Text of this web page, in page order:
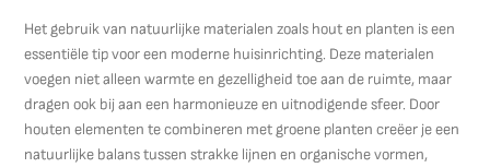
Het gebruik van natuurlijke materialen zoals hout en planten is een
essentiële tip voor een moderne huisinrichting. Deze materialen
voegen niet alleen warmte en gezelligheid toe aan de ruimte, maar
dragen ook bij aan een harmonieuze en uitnodigende sfeer. Door
houten elementen te combineren met groene planten creëer je een
natuurlijke balans tussen strakke lijnen en organische vormen,